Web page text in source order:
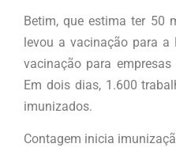
Betim, que estima ter 50
levou a vacinação para
vacinação para
Em dois dias, 1.600
imunizados.
Contagem inicia